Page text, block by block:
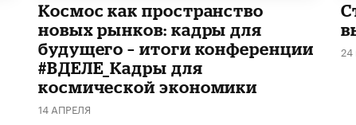
Космос как пространство
новых рынков: кадры для
будущего – итоги конференции
#ВДЕЛЕ_Кадры для
космической экономики
14 АПРЕЛЯ